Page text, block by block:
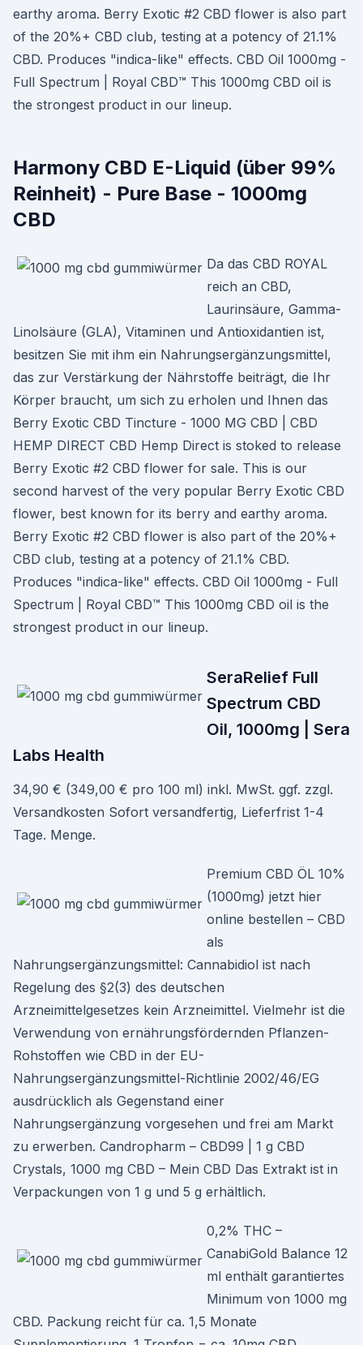
earthy aroma. Berry Exotic #2 CBD flower is also part
of the 20%+ CBD club, testing at a potency of 21.1%
CBD. Produces "indica-like" effects. CBD Oil 1000mg -
Full Spectrum | Royal CBD™ This 1000mg CBD oil is
the strongest product in our lineup.
Harmony CBD E-Liquid (über 99%
Reinheit) - Pure Base - 1000mg
CBD
Da das CBD ROYAL
reich an CBD,
Laurinsäure, Gamma-
Linolsäure (GLA), Vitaminen und Antioxidantien ist,
besitzen Sie mit ihm ein Nahrungsergänzungsmittel,
das zur Verstärkung der Nährstoffe beiträgt, die Ihr
Körper braucht, um sich zu erholen und Ihnen das
Berry Exotic CBD Tincture - 1000 MG CBD | CBD
HEMP DIRECT CBD Hemp Direct is stoked to release
Berry Exotic #2 CBD flower for sale. This is our
second harvest of the very popular Berry Exotic CBD
flower, best known for its berry and earthy aroma.
Berry Exotic #2 CBD flower is also part of the 20%+
CBD club, testing at a potency of 21.1% CBD.
Produces "indica-like" effects. CBD Oil 1000mg - Full
Spectrum | Royal CBD™ This 1000mg CBD oil is the
strongest product in our lineup.
SeraRelief Full
Spectrum CBD
Oil, 1000mg | Sera
Labs Health
34,90 € (349,00 € pro 100 ml) inkl. MwSt. ggf. zzgl.
Versandkosten Sofort versandfertig, Lieferfrist 1-4
Tage. Menge.
Premium CBD ÖL 10%
(1000mg) jetzt hier
online bestellen – CBD
als
Nahrungsergänzungsmittel: Cannabidiol ist nach
Regelung des §2(3) des deutschen
Arzneimittelgesetzes kein Arzneimittel. Vielmehr ist die
Verwendung von ernährungsfördernden Pflanzen-
Rohstoffen wie CBD in der EU-
Nahrungsergänzungsmittel-Richtlinie 2002/46/EG
ausdrücklich als Gegenstand einer
Nahrungsergänzung vorgesehen und frei am Markt
zu erwerben. Candropharm – CBD99 | 1 g CBD
Crystals, 1000 mg CBD – Mein CBD Das Extrakt ist in
Verpackungen von 1 g und 5 g erhältlich.
0,2% THC –
CanabiGold Balance 12
ml enthält garantiertes
Minimum von 1000 mg
CBD. Packung reicht für ca. 1,5 Monate